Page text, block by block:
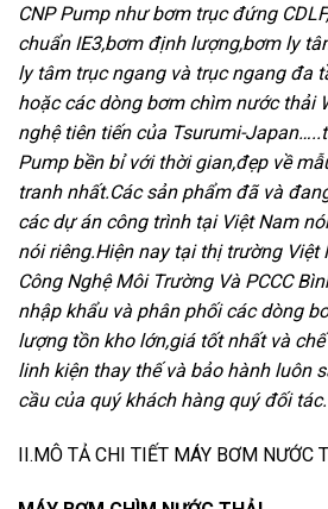
CNP Pump như bơm trục đứng
chuẩn IE3,bơm định lượng,bơm ly
ly tâm trục ngang và trục ngang đa
hoặc các dòng bơm chìm nước thải
nghệ tiên tiến của Tsurumi-
Pump bền bỉ với thời gian,đẹp về
tranh nhất.Các sản phẩm đã và
các dự án công trình tại Việt Nam
nói riêng.Hiện nay tại thị trường Việt
Công Nghệ Môi Trường Và PCCC
nhập khẩu và phân phối các dòng
lượng tồn kho lớn,giá tốt nhất và
linh kiện thay thế và bảo hành luôn
cầu của quý khách hàng quý đối tác.
II.MÔ TẢ CHI TIẾT MÁY BƠM NƯỚC